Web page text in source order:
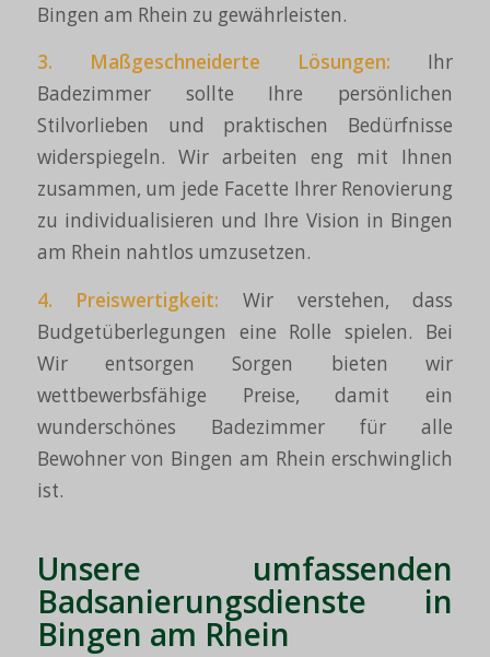
Bingen am Rhein zu gewährleisten.
3. Maßgeschneiderte Lösungen: Ihr
Badezimmer sollte Ihre persönlichen
Stilvorlieben und praktischen Bedürfnisse
widerspiegeln. Wir arbeiten eng mit Ihnen
zusammen, um jede Facette Ihrer Renovierung
zu individualisieren und Ihre Vision in Bingen
am Rhein nahtlos umzusetzen.
4. Preiswertigkeit: Wir verstehen, dass
Budgetüberlegungen eine Rolle spielen. Bei
Wir entsorgen Sorgen bieten wir
wettbewerbsfähige Preise, damit ein
wunderschönes Badezimmer für alle
Bewohner von Bingen am Rhein erschwinglich
ist.
Unsere umfassenden
Badsanierungsdienste in
Bingen am Rhein